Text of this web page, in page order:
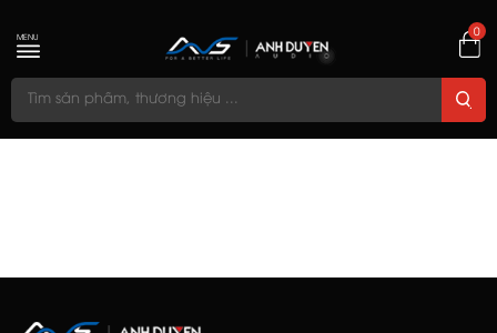
0
MENU